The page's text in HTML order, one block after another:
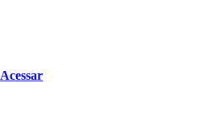
Acessar